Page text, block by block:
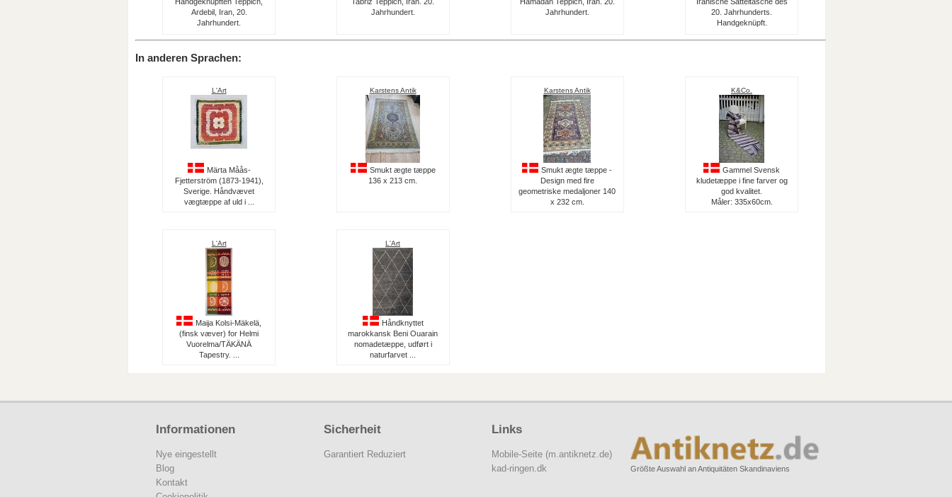
Ardebil, Iran, 20.
Jahrhundert.
Jahrhundert.
Jahrhundert.
20. Jahrhunderts.
Handgeknüpft.
In anderen Sprachen:
L'Art
Märta Måås-
Fjetterström (1873-1941),
Sverige. Håndvævet
vægtæppe af uld i ...
Karstens Antik
Smukt ægte tæppe
136 x 213 cm.
Karstens Antik
Smukt ægte tæppe -
Design med fire
geometriske medaljoner 140
x 232 cm.
K&Co.
Gammel Svensk
kludetæppe i fine farver og
god kvalitet.
Måler: 335x60cm.
L'Art
Maija Kolsi-Mäkelä,
(finsk væver) for Helmi
Vuorelma/TÄKÄNÄ
Tapestry. ...
L'Art
Håndknyttet
marokkansk Beni Ouarain
nomadetæppe, udført i
naturfarvet ...
Informationen
Nye eingestellt
Blog
Kontakt
Sicherheit
Garantiert Reduziert
Links
Mobile-Seite (m.antiknetz.de)
kad-ringen.dk
Größte Auswahl an Antiquitäten Skandinaviens